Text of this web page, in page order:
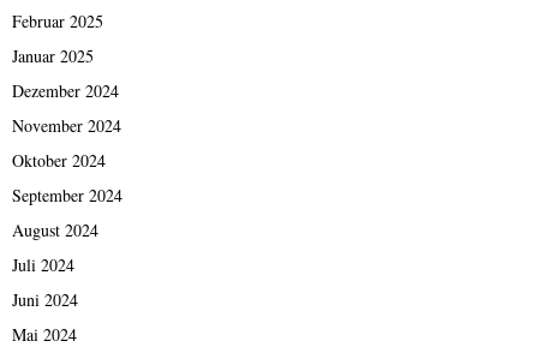
Februar 2025
Januar 2025
Dezember 2024
November 2024
Oktober 2024
September 2024
August 2024
Juli 2024
Juni 2024
Mai 2024